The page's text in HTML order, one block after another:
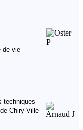
de vie
techniques
Chiry-Ville-